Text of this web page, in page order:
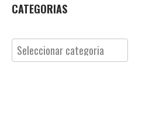
CATEGORIAS
Categorias